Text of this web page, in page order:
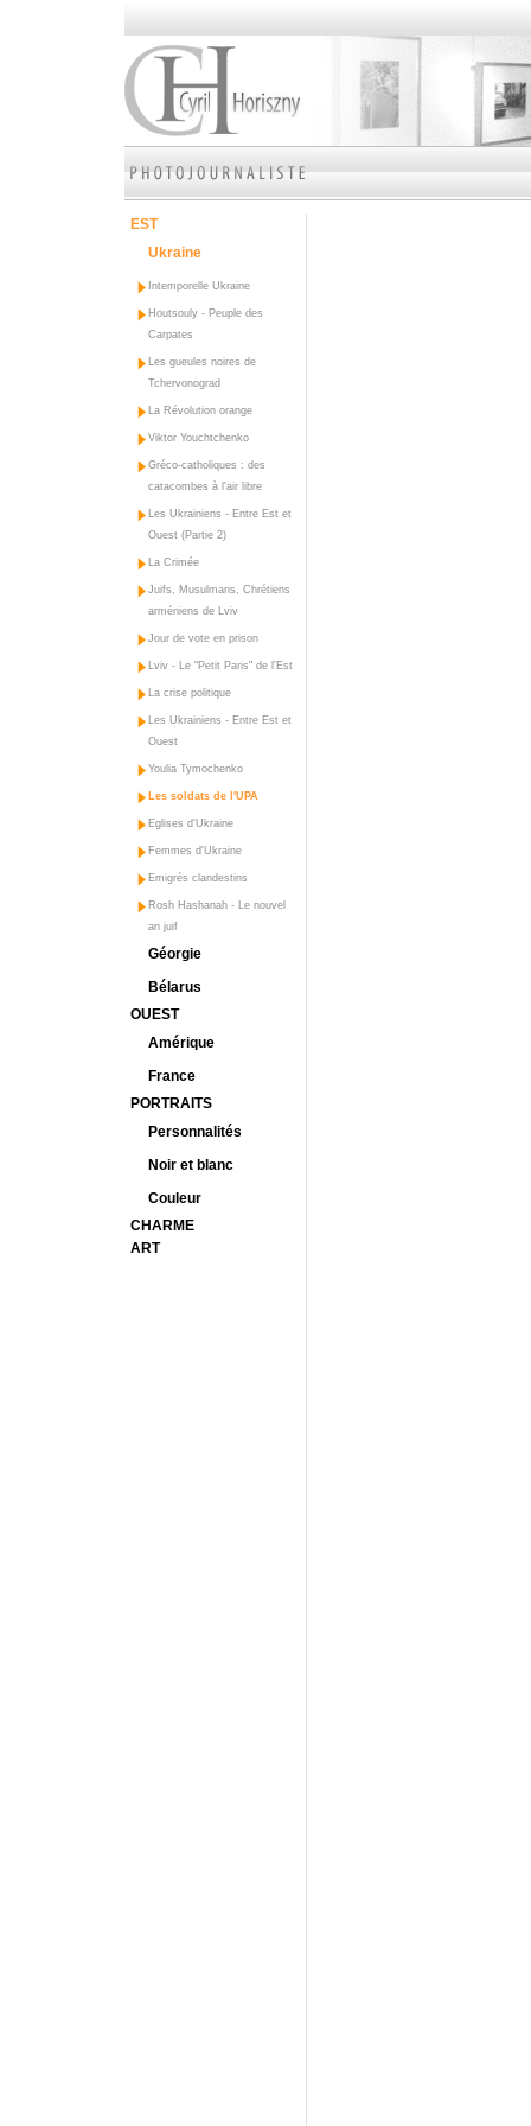
EST
Ukraine
Intemporelle Ukraine
Houtsouly - Peuple des
Carpates
Les gueules noires de
Tchervonograd
La Révolution orange
Viktor Youchtchenko
Gréco-catholiques : des
catacombes à l'air libre
Les Ukrainiens - Entre Est et
Ouest (Partie 2)
La Crimée
Juifs, Musulmans, Chrétiens
arméniens de Lviv
Jour de vote en prison
Lviv - Le "Petit Paris" de l'Est
La crise politique
Les Ukrainiens - Entre Est et
Ouest
Youlia Tymochenko
Les soldats de l'UPA
Eglises d'Ukraine
Femmes d'Ukraine
Emigrés clandestins
Rosh Hashanah - Le nouvel
an juif
Géorgie
Bélarus
OUEST
Amérique
France
PORTRAITS
Personnalités
Noir et blanc
Couleur
CHARME
ART